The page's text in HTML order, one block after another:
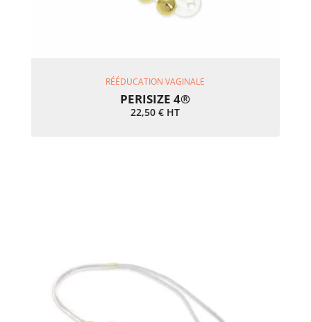
Ajouter Au Panier
RÉÉDUCATION VAGINALE
PERISIZE 4®
22,50€ HT